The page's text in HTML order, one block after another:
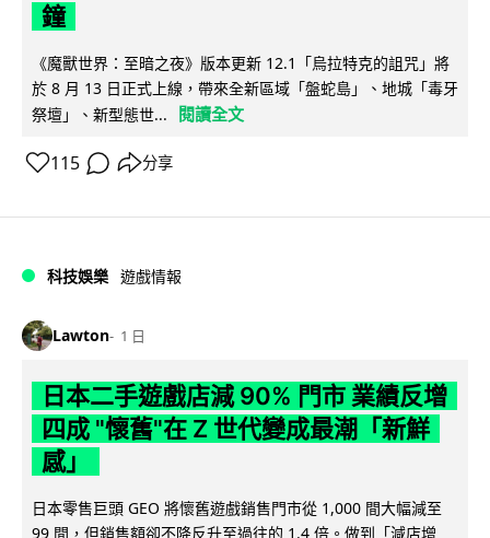
鐘
《魔獸世界：至暗之夜》版本更新 12.1「烏拉特克的詛咒」將
於 8 月 13 日正式上線，帶來全新區域「盤蛇島」、地城「毒牙
祭壇」、新型態世...
閱讀全文
115 分享
科技娛樂 遊戲情報
Lawton 1 日
日本二手遊戲店減 90% 門市 業績反增
四成 "懷舊"在 Z 世代變成最潮「新鮮
感」
日本零售巨頭 GEO 將懷舊遊戲銷售門市從 1,000 間大幅減至
99 間，但銷售額卻不降反升至過往的 1.4 倍。做到「減店增